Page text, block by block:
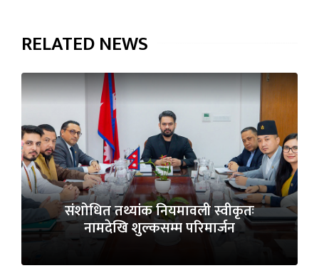
RELATED NEWS
संशोधित तथ्यांक नियमावली स्वीकृतः
नामदेखि शुल्कसम्म परिमार्जन